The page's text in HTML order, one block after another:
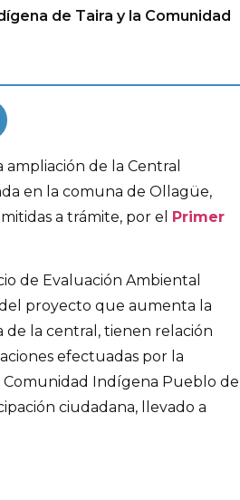
de Taira y la Comunidad
de la Central
en la comuna de Ollagüe,
a trámite, por el Primer
de Evaluación Ambiental
proyecto que aumenta la
de la central, tienen relación
efectuadas por la
Indígena Pueblo de
ciudadana, llevado a